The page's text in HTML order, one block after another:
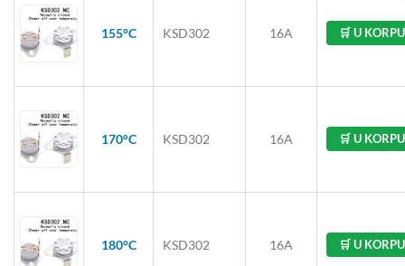
155°C KSD302 16A 🛒 U KORPU
170°C KSD302 16A 🛒 U KORPU
180°C KSD302 16A 🛒 U KORPU